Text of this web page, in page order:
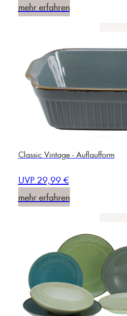
mehr erfahren
Classic Vintage - Auflaufform
UVP 29,99 €
mehr erfahren